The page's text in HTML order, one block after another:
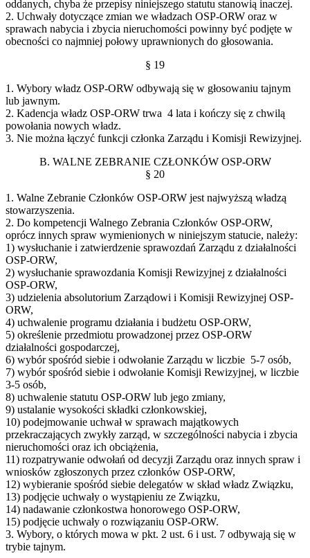
oddanych, chyba że przepisy niniejszego statutu stanowią inaczej.
2. Uchwały dotyczące zmian we władzach OSP-ORW oraz w
sprawach nabycia i zbycia nieruchomości powinny być podjęte w
obecności co najmniej połowy uprawnionych do głosowania.
§ 19
1. Wybory władz OSP-ORW odbywają się w głosowaniu tajnym
lub jawnym.
2. Kadencja władz OSP-ORW trwa 4 lata i kończy się z chwilą
powołania nowych władz.
3. Nie można łączyć funkcji członka Zarządu i Komisji Rewizyjnej.
B. WALNE ZEBRANIE CZŁONKÓW OSP-ORW
§ 20
1. Walne Zebranie Członków OSP-ORW jest najwyższą władzą
stowarzyszenia.
2. Do kompetencji Walnego Zebrania Członków OSP-ORW,
oprócz innych spraw wymienionych w niniejszym statucie, należy:
1) wysłuchanie i zatwierdzenie sprawozdań Zarządu z działalności
OSP-ORW,
2) wysłuchanie sprawozdania Komisji Rewizyjnej z działalności
OSP-ORW,
3) udzielenia absolutorium Zarządowi i Komisji Rewizyjnej OSP-
ORW,
4) uchwalenie programu działania i budżetu OSP-ORW,
5) określenie przedmiotu prowadzonej przez OSP-ORW
działalności gospodarczej,
6) wybór spośród siebie i odwołanie Zarządu w liczbie 5-7 osób,
7) wybór spośród siebie i odwołanie Komisji Rewizyjnej, w liczbie
3-5 osób,
8) uchwalenie statutu OSP-ORW lub jego zmiany,
9) ustalanie wysokości składki członkowskiej,
10) podejmowanie uchwał w sprawach majątkowych
przekraczających zwykły zarząd, w szczególności nabycia i zbycia
nieruchomości oraz ich obciążenia,
11) rozpatrywanie odwołań od decyzji Zarządu oraz innych spraw i
wniosków zgłoszonych przez członków OSP-ORW,
12) wybieranie spośród siebie delegatów w skład władz Związku,
13) podjęcie uchwały o wystąpieniu ze Związku,
14) nadawanie członkostwa honorowego OSP-ORW,
15) podjęcie uchwały o rozwiązaniu OSP-ORW.
3. Wybory, o których mowa w pkt. 2 ust. 6 i ust. 7 odbywają się w
trybie tajnym.